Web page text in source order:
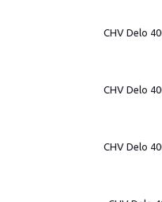
CHV Delo
CHV Delo
CHV Delo